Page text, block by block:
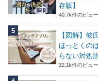
存版】
40.7k件のビュー
【図解】彼
ほっとくの
らない対処
32.1k件のビュー